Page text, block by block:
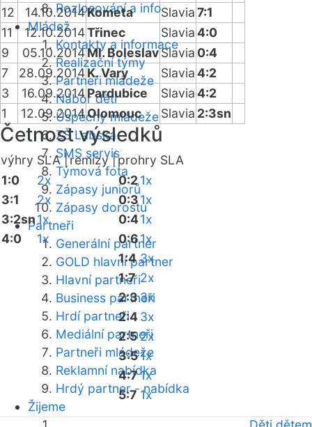
Rozlosování a info
Mládež
Kontakty a informace
Realizační týmy
Partneři mládeže
Nábor dětí
Úspěchy mládeže
ZŠ Labská
SMS servis
Týmová fota
Zápasy juniorů
Zápasy dorostu
Partneři
Generální partner
GOLD hlavní partner
Hlavní partneři
Business partneři
Hrdí partneři
Mediální partneři
Partneři mládeže
Reklamní nabídka
Hrdý partner - nabídka
Žijeme
12
14.10.2014Kometa Slavia7:1
11
12.10.2014Třinec Slavia4:0
9
05.10.2014Ml. BoleslavSlavia 0:4
7
28.09.2014K. Vary Slavia4:2
3
16.09.2014Pardubice Slavia4:2
1
12.09.2014Olomouc Slavia 2:3sn
Četnost výsledků
výhry SLA |remízy |prohry SLA
1:0
2x
3:1
2x
3:2sn1x
4:0
1x
0:21x
0:31x
0:41x
0:61x
1:4 3x
1:7 2x
2:33x
2:43x
2:52x
3:51x
4:71x
5:7 1x